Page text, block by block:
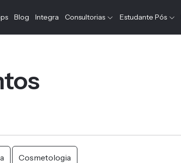
Blog Integra Consultorias Estudante Pós
Cosmetologia